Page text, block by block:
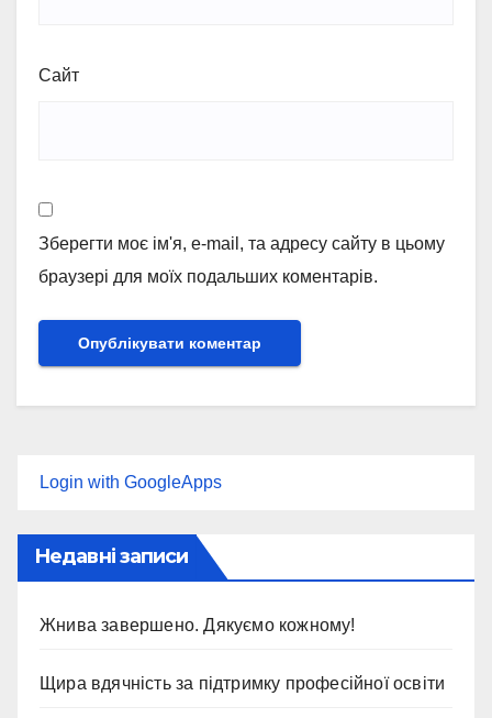
Сайт
Зберегти моє ім'я, e-mail, та адресу сайту в цьому
браузері для моїх подальших коментарів.
Login with GoogleApps
Недавні записи
Жнива завершено. Дякуємо кожному!
Щира вдячність за підтримку професійної освіти